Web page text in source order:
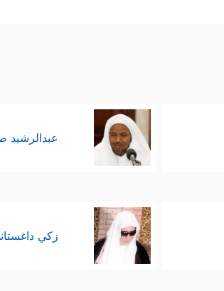
، ومن حُسْنَى المؤمنين استِبشَار
بينما يُستقبَلُ الفريق الآخر باللعنة
عبدالرشيد
زكي